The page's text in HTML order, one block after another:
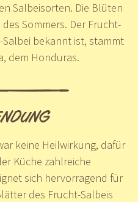
Salbeisorten. Die Blüten
Sommers. Der Frucht-
Salbei bekannt ist, stammt
dem Honduras.
keine Heilwirkung, dafür
Küche zahlreiche
sich hervorragend für
des Frucht-Salbeis